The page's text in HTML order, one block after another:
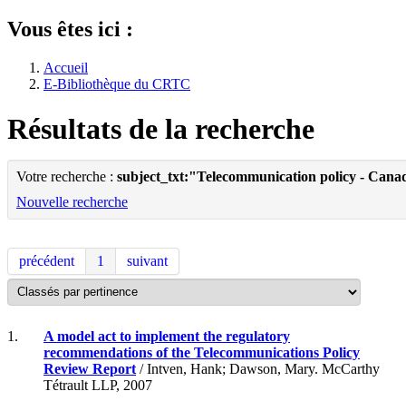
Vous êtes ici :
Accueil
E-Bibliothèque du CRTC
Résultats de la recherche
Votre recherche : subject_txt:"Telecommunication policy -
Nouvelle recherche
précédent 1 suivant
1.
A model act to implement the regulatory
recommendations of the Telecommunications Policy
Review Report / Intven, Hank; Dawson, Mary. McCarthy
Tétrault LLP, 2007